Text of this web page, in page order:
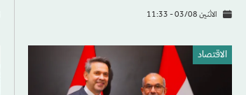
الاثنين 03/08 - 11:33
الاقتصاد